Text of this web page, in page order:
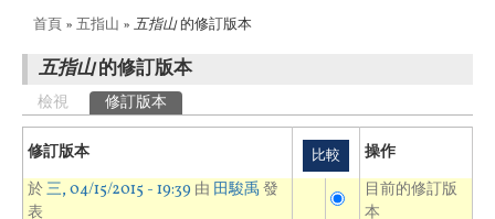
您在這裡
首頁 » 五指山 » 五指山的修訂版本
五指山的修訂版本
主要索引標籤
檢視 修訂版本
修訂版本
操作
於三, 04/15/2015 - 19:39 由 田駿禹 發
表
目前的修訂版
本